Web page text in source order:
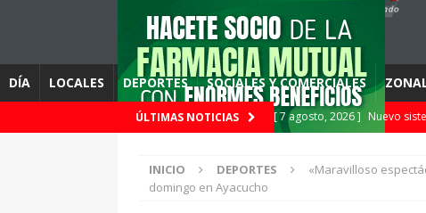
DÍA LOCALES DEPORTES SOCIALES Y COMERCIALES
ÚLTIMAS NOTICIAS [ 7 agosto, 2026 ] Nuevo
[ 7 agosto, 2026 ] Se
INICIO DEPORTES
«Maravilloso
domingo en Ayacucho